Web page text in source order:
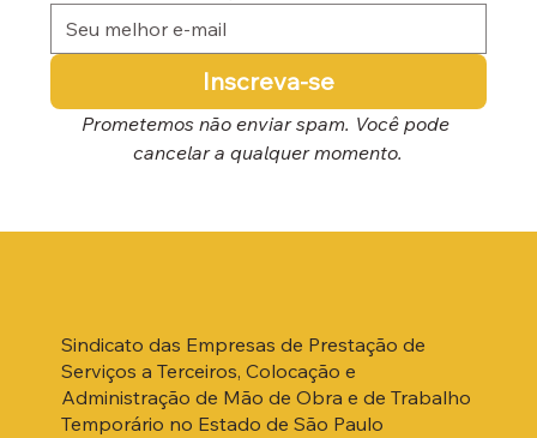
Inscreva-se
Prometemos não enviar spam. Você pode
cancelar a qualquer momento.
Sindicato das Empresas de Prestação de
Serviços a Terceiros, Colocação e
Administração de Mão de Obra e de Trabalho
Temporário no Estado de São Paulo